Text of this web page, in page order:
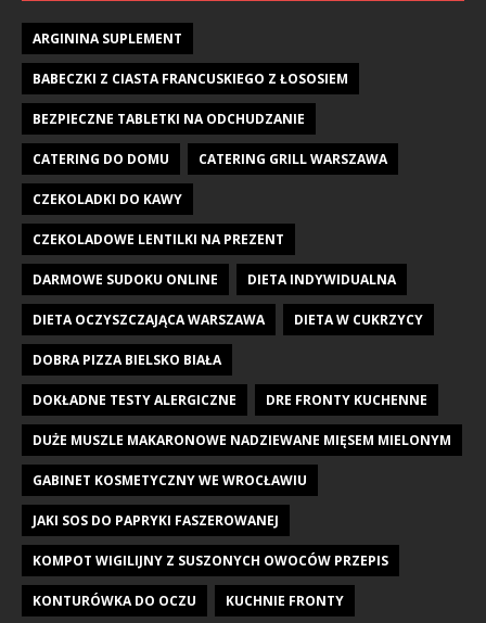
ARGININA SUPLEMENT
BABECZKI Z CIASTA FRANCUSKIEGO Z ŁOSOSIEM
BEZPIECZNE TABLETKI NA ODCHUDZANIE
CATERING DO DOMU CATERING GRILL WARSZAWA
CZEKOLADKI DO KAWY
CZEKOLADOWE LENTILKI NA PREZENT
DARMOWE SUDOKU ONLINE DIETA INDYWIDUALNA
DIETA OCZYSZCZAJĄCA WARSZAWA DIETA W CUKRZYCY
DOBRA PIZZA BIELSKO BIAŁA
DOKŁADNE TESTY ALERGICZNE DRE FRONTY KUCHENNE
DUŻE MUSZLE MAKARONOWE NADZIEWANE MIĘSEM MIELONYM
GABINET KOSMETYCZNY WE WROCŁAWIU
JAKI SOS DO PAPRYKI FASZEROWANEJ
KOMPOT WIGILIJNY Z SUSZONYCH OWOCÓW PRZEPIS
KONTURÓWKA DO OCZU KUCHNIE FRONTY